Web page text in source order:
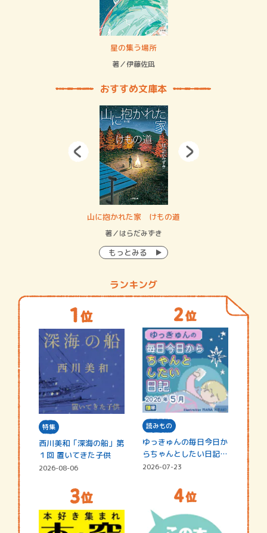
星の集う場所
著／伊藤佐凪
おすすめ文庫本
山に抱かれた家 けもの道
著／はらだみずき
もっとみる
ランキング
特集
西川美和「深海の船」第
１回 置いてきた子供
2026-08-06
読みもの
ゆっきゅんの毎日今日か
らちゃんとしたい日記
☆202…
2026-07-23